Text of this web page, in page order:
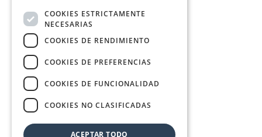
COOKIES ESTRICTAMENTE
NECESARIAS
COOKIES DE RENDIMIENTO
COOKIES DE PREFERENCIAS
COOKIES DE FUNCIONALIDAD
COOKIES NO CLASIFICADAS
ACEPTAR TODO